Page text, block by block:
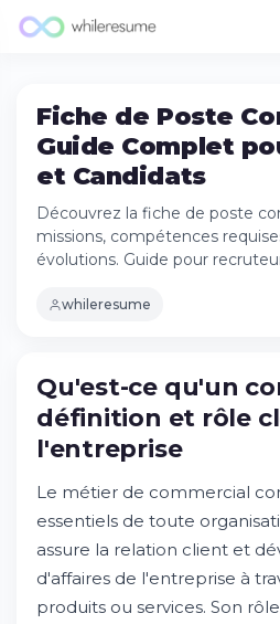
Fiche de Poste
Guide Complet
et Candidats
Découvrez la fiche de poste
missions, compétences
évolutions. Guide pour
whileresume
Qu'est-ce qu'un commercial :
rôle clé dans l'entreprise
Missions principales du
responsabilités quotidiennes
Compétences essentielles pour
dans le commerce
Formations et diplômes requis
devenir commercial
Qu'est-ce qu'un
définition et rôle
l'entreprise
Le métier de commercial
essentiels de toute
assure la relation client et
d'affaires de l'entreprise à
produits ou services. Son